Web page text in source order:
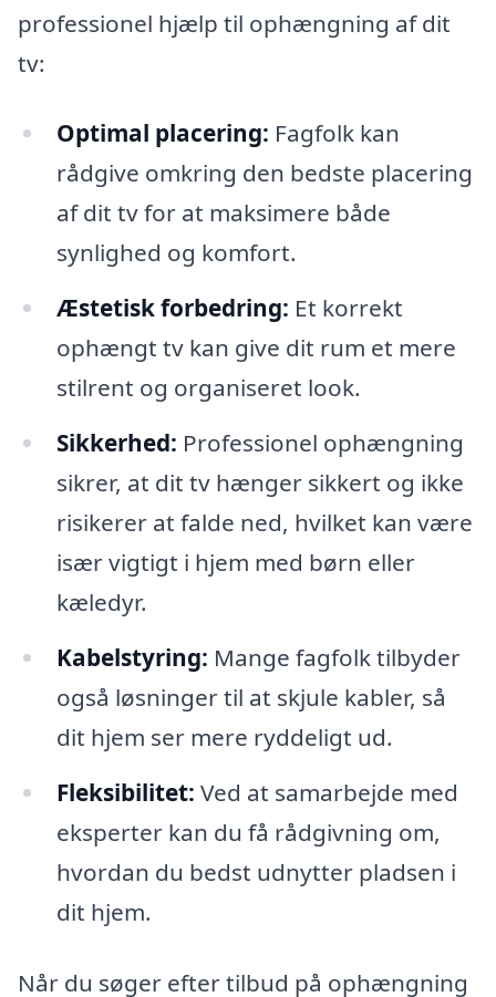
professionel hjælp til ophængning af dit
tv:
Optimal placering: Fagfolk kan
rådgive omkring den bedste placering
af dit tv for at maksimere både
synlighed og komfort.
Æstetisk forbedring: Et korrekt
ophængt tv kan give dit rum et mere
stilrent og organiseret look.
Sikkerhed: Professionel ophængning
sikrer, at dit tv hænger sikkert og ikke
risikerer at falde ned, hvilket kan være
især vigtigt i hjem med børn eller
kæledyr.
Kabelstyring: Mange fagfolk tilbyder
også løsninger til at skjule kabler, så
dit hjem ser mere ryddeligt ud.
Fleksibilitet: Ved at samarbejde med
eksperter kan du få rådgivning om,
hvordan du bedst udnytter pladsen i
dit hjem.
Når du søger efter tilbud på ophængning